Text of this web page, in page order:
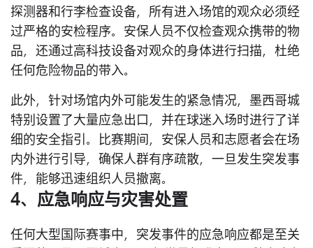
探测器和行李检查设备，所有进入场馆的观众必须经
过严格的安检程序。安保人员不仅检查观众携带的物
品，还通过高科技设备对观众的身体进行扫描，杜绝
任何危险物品的带入。
此外，针对场馆内外可能发生的紧急情况，墨西哥城
特别设置了大量应急出口，并在球迷入场时进行了详
细的安全指引。比赛期间，安保人员和志愿者会在场
内外进行引导，确保人群有序疏散，一旦发生突发事
件，能够迅速组织人员撤离。
4、应急响应与灾害处置
任何大型国际赛事中，突发事件的应急响应都是至关